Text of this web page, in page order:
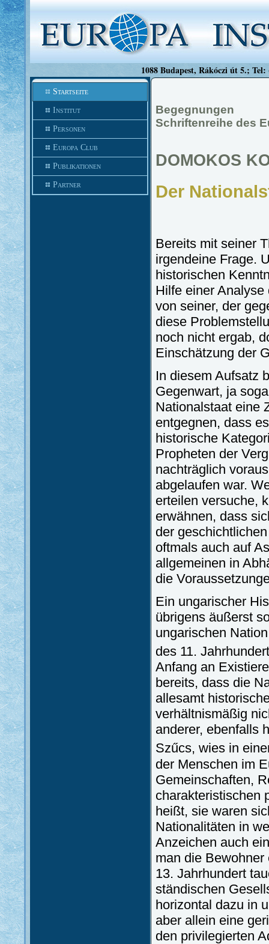
1088 Budapest, Rákóczi út 5.;
Startseite
Institut
Personen
Europa Club
Publikationen
Partner
Begegnungen
Schriftenreihe des
DOMOKOS
Der
Bereits mit seiner
irgendeine Frage.
historischen
Hilfe einer
von seiner, der
diese
noch nicht ergab,
Einschätzung der
In diesem Aufsatz
Gegenwart, ja
Nationalstaat eine
entgegnen, dass
historische
Propheten der
nachträglich
abgelaufen war.
erteilen versuche,
erwähnen, dass
der
oftmals auch auf
allgemeinen in
die
Ein ungarischer
übrigens äußerst
ungarischen
des 11.
Anfang an
bereits, dass die
allesamt
verhältnismäßig
anderer, ebenfalls
Szűcs, wies in
der Menschen im
Gemeinschaften,
charakteristischen
heißt, sie waren
Nationalitäten in
Anzeichen auch
man die
13. Jahrhundert
ständischen
horizontal dazu in
aber allein eine
den privilegierten